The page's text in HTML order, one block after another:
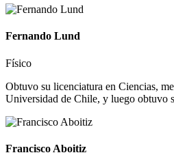
Fernando Lund
Físico
Obtuvo su licenciatura en Ciencias,
Universidad de Chile, y luego obtuvo
Francisco Aboitiz